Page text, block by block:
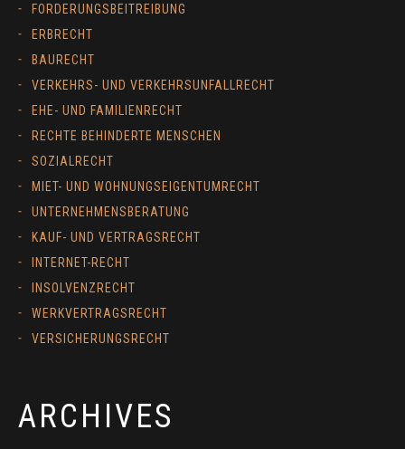
FORDERUNGSBEITREIBUNG
ERBRECHT
BAURECHT
VERKEHRS- UND VERKEHRSUNFALLRECHT
EHE- UND FAMILIENRECHT
RECHTE BEHINDERTE MENSCHEN
SOZIALRECHT
MIET- UND WOHNUNGSEIGENTUMRECHT
UNTERNEHMENSBERATUNG
KAUF- UND VERTRAGSRECHT
INTERNET-RECHT
INSOLVENZRECHT
WERKVERTRAGSRECHT
VERSICHERUNGSRECHT
ARCHIVES